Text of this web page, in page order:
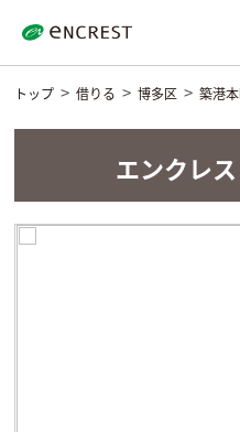
トップ 借りる 博多区 築港
エンクレ